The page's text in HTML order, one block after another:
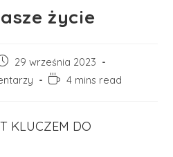
życie
29 września 2023
Reading4 mins read
KLUCZEM DO